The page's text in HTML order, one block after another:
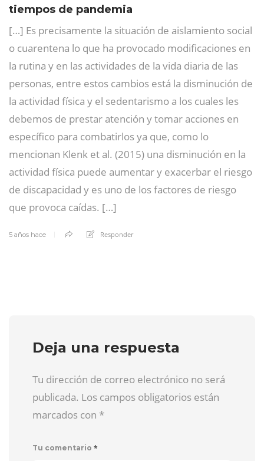
tiempos de pandemia
[…] Es precisamente la situación de aislamiento social
o cuarentena lo que ha provocado modificaciones en
la rutina y en las actividades de la vida diaria de las
personas, entre estos cambios está la disminución de
la actividad física y el sedentarismo a los cuales les
debemos de prestar atención y tomar acciones en
específico para combatirlos ya que, como lo
mencionan Klenk et al. (2015) una disminución en la
actividad física puede aumentar y exacerbar el riesgo
de discapacidad y es uno de los factores de riesgo
que provoca caídas. […]
5 años hace Responder
Deja una respuesta
Tu dirección de correo electrónico no será
publicada. Los campos obligatorios están
marcados con *
Tu comentario *